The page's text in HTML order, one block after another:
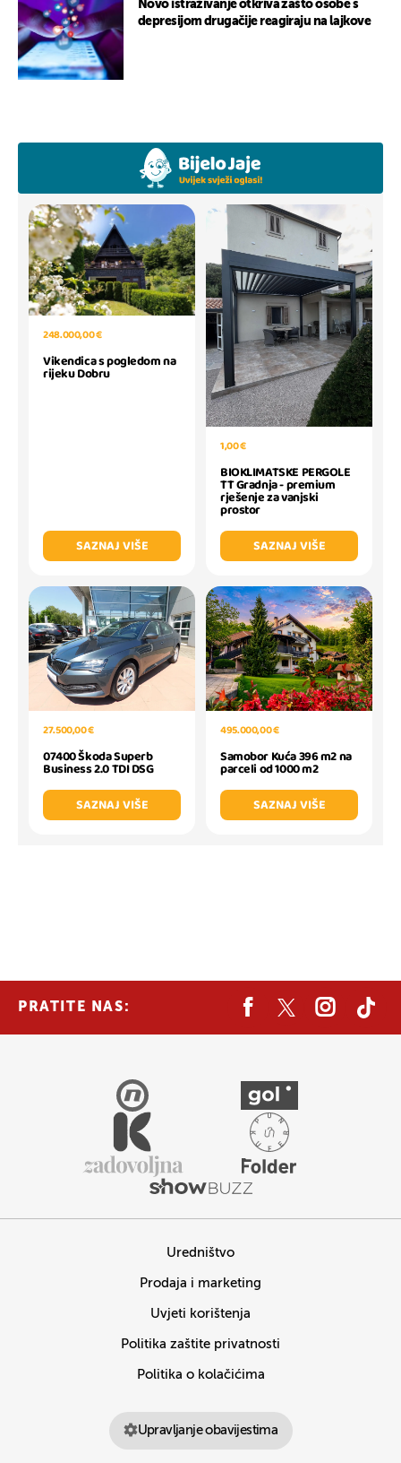
Novo istraživanje otkriva zašto osobe s
depresijom drugačije reagiraju na lajkove
248.000,00 €
Vikendica s pogledom na
rijeku Dobru
SAZNAJ VIŠE
1,00 €
BIOKLIMATSKE PERGOLE
TT Gradnja - premium
rješenje za vanjski
prostor
SAZNAJ VIŠE
27.500,00 €
07400 Škoda Superb
Business 2.0 TDI DSG
SAZNAJ VIŠE
495.000,00 €
Samobor Kuća 396 m2 na
parceli od 1000 m2
SAZNAJ VIŠE
PRATITE NAS:
Uredništvo
Prodaja i marketing
Uvjeti korištenja
Politika zaštite privatnosti
Politika o kolačićima
Upravljanje obavijestima